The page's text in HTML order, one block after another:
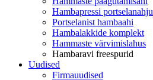
Hambapressi portselanahju
Portselanist hambaahi
Hambalakkide komplekt
Hammaste värvimislahus
Hambaravi freespurid
Uudised
Firmauudised